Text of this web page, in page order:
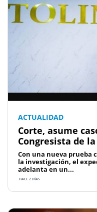
ACTUALIDAD
Corte, asume
Congresista de
Con una nueva prueba
la investigación, el
adelanta en un...
HACE 2 DÍAS